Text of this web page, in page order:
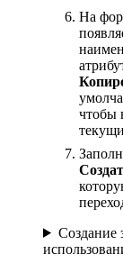
На
чтобы
Создание